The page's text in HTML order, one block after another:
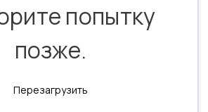
попытку
позже.
Перезагрузить